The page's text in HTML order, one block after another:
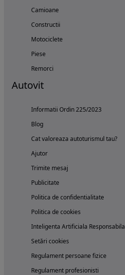
Camioane
Constructii
Motociclete
Piese
Remorci
Autovit
Informatii Ordin 225/2023
Blog
Cat valoreaza autoturismul tau?
Ajutor
Trimite mesaj
Publicitate
Politica de confidentialitate
Politica de cookies
Inteligenta Artificiala Responsabila
Setări cookies
Regulament persoane fizice
Regulament profesionisti